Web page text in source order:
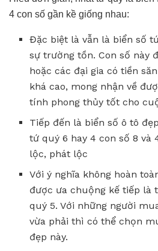
4 con số gần kề giống nhau:
Đặc biệt là vẫn là biển số
sự trường tồn. Con số này
hoặc các đại gia có tiền
khá cao, mong nhận về
tính phong thủy tốt cho
Tiếp đến là biển số ô tô
tứ quý 6 hay 4 con số 8 và
lộc, phát lộc
Với ý nghĩa không hoàn
được ưa chuộng kế tiếp là
quý 5. Với những người
vừa phải thì có thể chọn
đẹp này.